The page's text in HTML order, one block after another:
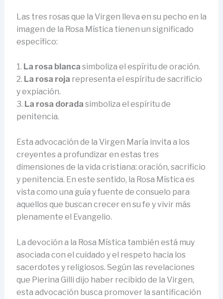
Las tres rosas que la Virgen lleva en su pecho en la
imagen de la Rosa Mística tienen un significado
específico:
1. La rosa blanca simboliza el espíritu de oración.
2. La rosa roja representa el espíritu de sacrificio
y expiación.
3. La rosa dorada simboliza el espíritu de
penitencia.
Esta advocación de la Virgen María invita a los
creyentes a profundizar en estas tres
dimensiones de la vida cristiana: oración, sacrificio
y penitencia. En este sentido, la Rosa Mística es
vista como una guía y fuente de consuelo para
aquellos que buscan crecer en su fe y vivir más
plenamente el Evangelio.
La devoción a la Rosa Mística también está muy
asociada con el cuidado y el respeto hacia los
sacerdotes y religiosos. Según las revelaciones
que Pierina Gilli dijo haber recibido de la Virgen,
esta advocación busca promover la santificación